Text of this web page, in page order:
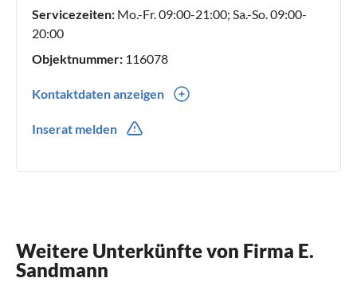
Servicezeiten: Mo.-Fr. 09:00-21:00; Sa.-So. 09:00-
20:00
Objektnummer: 116078
Kontaktdaten anzeigen
Inserat melden
Weitere Unterkünfte von Firma E.
Sandmann